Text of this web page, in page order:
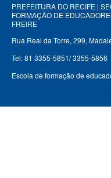
PREFEITURA DO RECIFE |
FORMAÇÃO DE
FREIRE
Rua Real da Torre, 299,
Tel: 81 3355-5851/ 3355-5856
Escola de formação de